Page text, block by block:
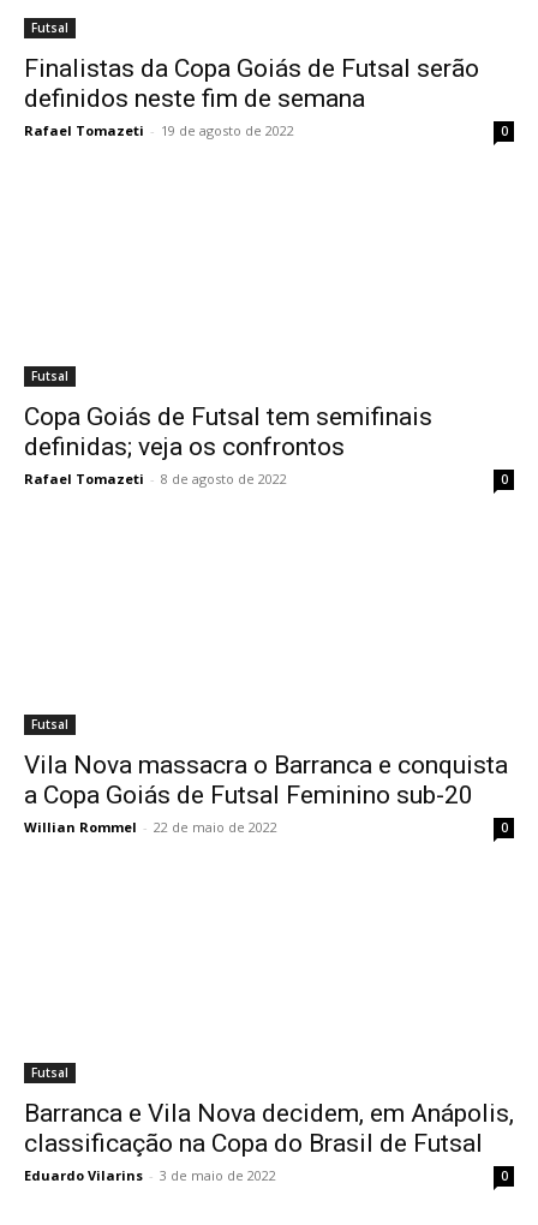
Futsal
Finalistas da Copa Goiás de Futsal serão
definidos neste fim de semana
Rafael Tomazeti - 19 de agosto de 2022 0
Futsal
Copa Goiás de Futsal tem semifinais
definidas; veja os confrontos
Rafael Tomazeti - 8 de agosto de 2022 0
Futsal
Vila Nova massacra o Barranca e conquista
a Copa Goiás de Futsal Feminino sub-20
Willian Rommel - 22 de maio de 2022 0
Futsal
Barranca e Vila Nova decidem, em Anápolis,
classificação na Copa do Brasil de Futsal
Eduardo Vilarins - 3 de maio de 2022 0